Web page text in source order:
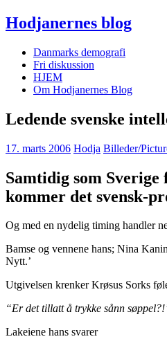
Hodjanernes blog
Danmarks demografi
Fri diskussion
HJEM
Om Hodjanernes Blog
Ledende svenske
17. marts 2006 Hodja Billeder/
Samtidig som
kommer det svensk-
Og med en nydelig timing handler
Bamse og vennene hans; Nina
Nytt.’
Utgivelsen krenker Krøsus Sorks
“Er det tillatt å trykke sånn
Lakeiene hans svarer